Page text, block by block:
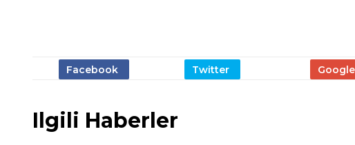
Ilgili Haberler